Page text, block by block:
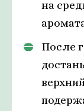
на
После